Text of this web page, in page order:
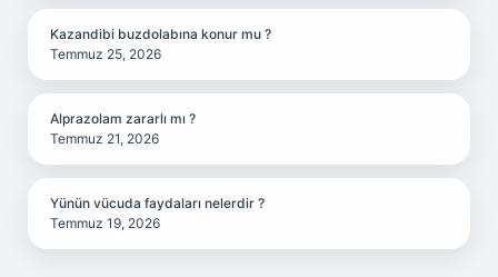
Kazandibi buzdolabına konur mu ?
Temmuz 25, 2026
Alprazolam zararlı mı ?
Temmuz 21, 2026
Yünün vücuda faydaları nelerdir ?
Temmuz 19, 2026